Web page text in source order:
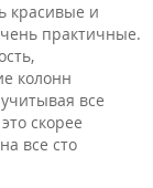
красивые и
практичные.
колонн
все
скорее
все сто